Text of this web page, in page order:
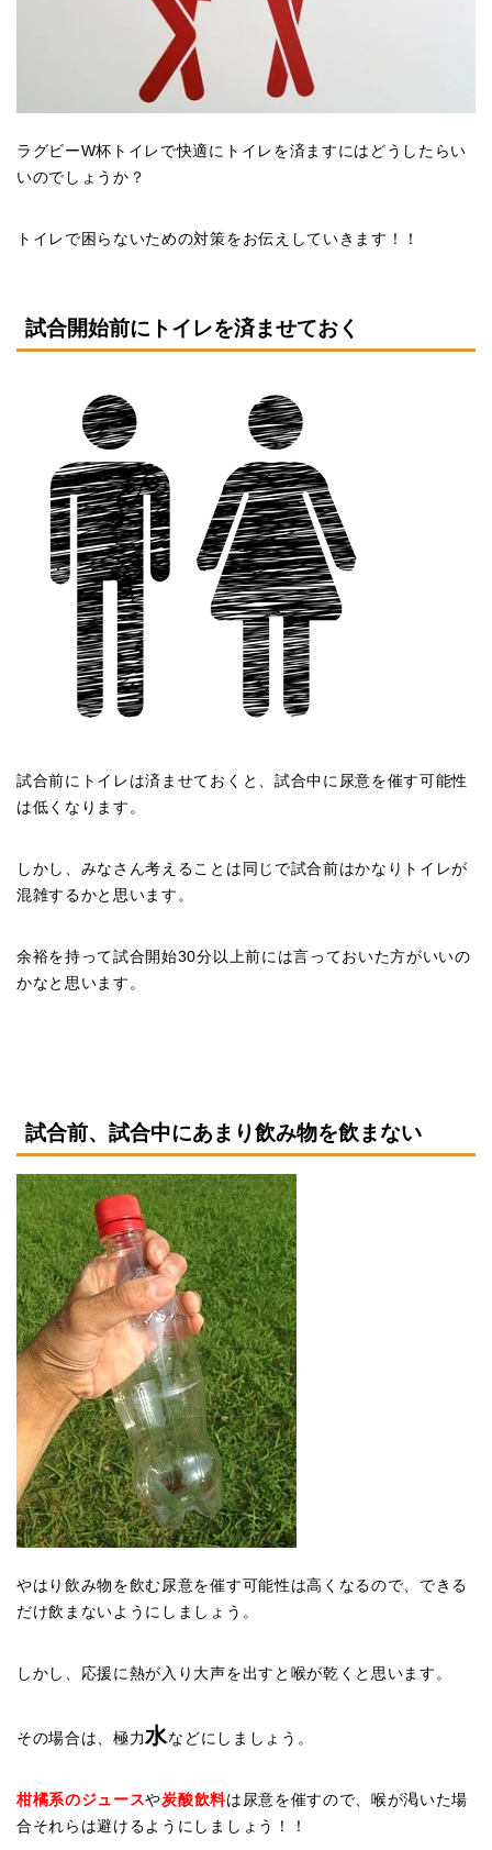
ラグビーW杯トイレで快適にトイレを済ますにはどうしたらい
いのでしょうか？
トイレで困らないための対策をお伝えしていきます！！
試合開始前にトイレを済ませておく
試合前にトイレは済ませておくと、試合中に尿意を催す可能性
は低くなります。
しかし、みなさん考えることは同じで試合前はかなりトイレが
混雑するかと思います。
余裕を持って試合開始30分以上前には言っておいた方がいいの
かなと思います。
試合前、試合中にあまり飲み物を飲まない
やはり飲み物を飲む尿意を催す可能性は高くなるので、できる
だけ飲まないようにしましょう。
しかし、応援に熱が入り大声を出すと喉が乾くと思います。
その場合は、極力水などに しましょう。
柑橘系のジュースや炭酸飲料は尿意を催すので、喉が渇いた場
合それらは避けるようにしましょう！！